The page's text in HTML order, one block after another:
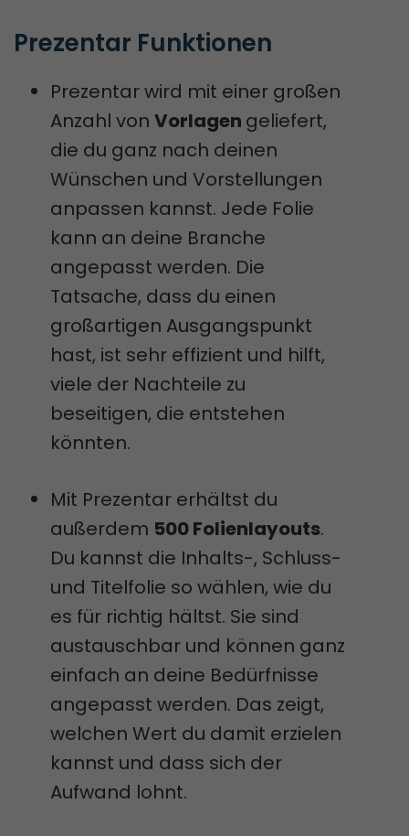
Prezentar Funktionen
Prezentar wird mit einer großen
Anzahl von Vorlagen geliefert,
die du ganz nach deinen
Wünschen und Vorstellungen
anpassen kannst. Jede Folie
kann an deine Branche
angepasst werden. Die
Tatsache, dass du einen
großartigen Ausgangspunkt
hast, ist sehr effizient und hilft,
viele der Nachteile zu
beseitigen, die entstehen
könnten.
Mit Prezentar erhältst du
außerdem 500 Folienlayouts.
Du kannst die Inhalts-, Schluss-
und Titelfolie so wählen, wie du
es für richtig hältst. Sie sind
austauschbar und können ganz
einfach an deine Bedürfnisse
angepasst werden. Das zeigt,
welchen Wert du damit erzielen
kannst und dass sich der
Aufwand lohnt.